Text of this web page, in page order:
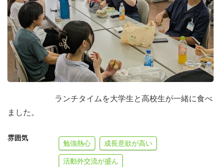
ランチタイムを大学生と高校生が一緒に食べ
ました。
雰囲気
勉強熱心 成長意欲が高い
活動外交流が盛ん